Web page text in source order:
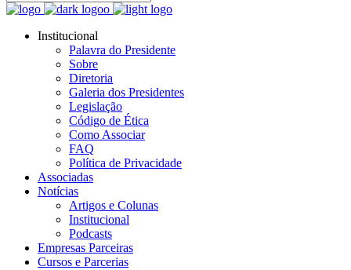
Institucional
Palavra do Presidente
Sobre
Diretoria
Galeria dos Presidentes
Legislação
Código de Ética
Como Associar
FAQ
Política de Privacidade
Associadas
Notícias
Artigos e Colunas
Institucional
Podcasts
Empresas Parceiras
Cursos e Parcerias